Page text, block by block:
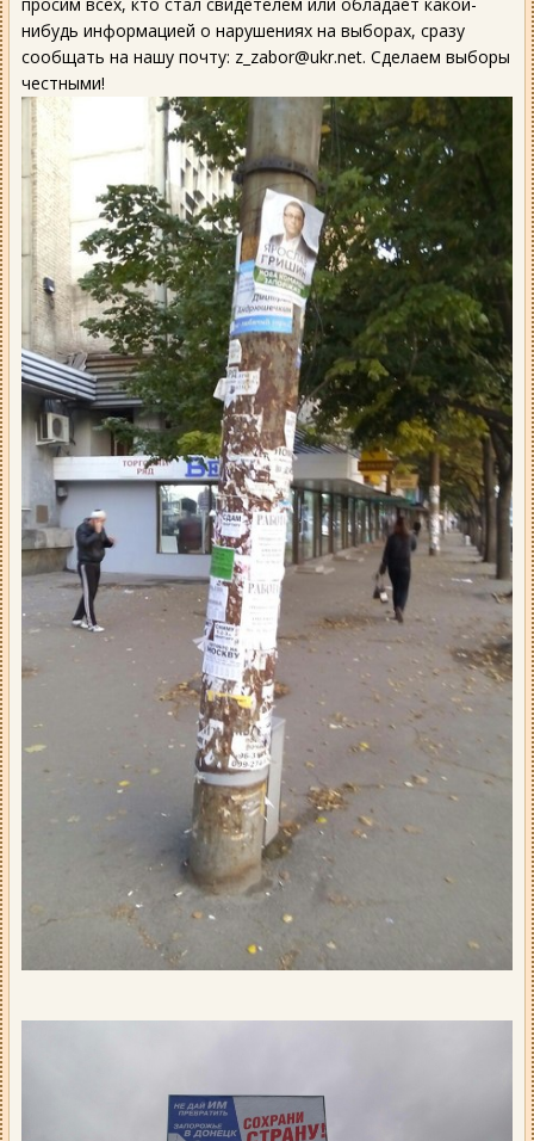
нибудь информацией о нарушениях на выборах, сразу
сообщать на нашу почту: z_zabor@ukr.net. Сделаем выборы
честными!